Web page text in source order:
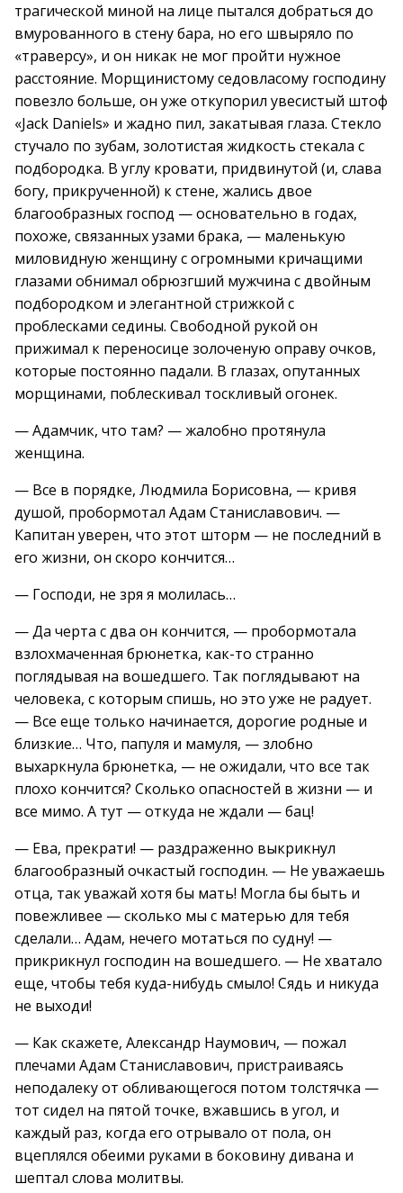
трагической миной на лице пытался добраться до
вмурованного в стену бара, но его швыряло по
«траверсу», и он никак не мог пройти нужное
расстояние. Морщинистому седовласому господину
повезло больше, он уже откупорил увесистый штоф
«Jack Daniels» и жадно пил, закатывая глаза. Стекло
стучало по зубам, золотистая жидкость стекала с
подбородка. В углу кровати, придвинутой (и, слава
богу, прикрученной) к стене, жались двое
благообразных господ — основательно в годах,
похоже, связанных узами брака, — маленькую
миловидную женщину с огромными кричащими
глазами обнимал обрюзгший мужчина с двойным
подбородком и элегантной стрижкой с
проблесками седины. Свободной рукой он
прижимал к переносице золоченую оправу очков,
которые постоянно падали. В глазах, опутанных
морщинами, поблескивал тоскливый огонек.
— Адамчик, что там? — жалобно протянула
женщина.
— Все в порядке, Людмила Борисовна, — кривя
душой, пробормотал Адам Станиславович. —
Капитан уверен, что этот шторм — не последний в
его жизни, он скоро кончится…
— Господи, не зря я молилась…
— Да черта с два он кончится, — пробормотала
взлохмаченная брюнетка, как-то странно
поглядывая на вошедшего. Так поглядывают на
человека, с которым спишь, но это уже не радует.
— Все еще только начинается, дорогие родные и
близкие… Что, папуля и мамуля, — злобно
выхаркнула брюнетка, — не ожидали, что все так
плохо кончится? Сколько опасностей в жизни — и
все мимо. А тут — откуда не ждали — бац!
— Ева, прекрати! — раздраженно выкрикнул
благообразный очкастый господин. — Не уважаешь
отца, так уважай хотя бы мать! Могла бы быть и
повежливее — сколько мы с матерью для тебя
сделали… Адам, нечего мотаться по судну! —
прикрикнул господин на вошедшего. — Не хватало
еще, чтобы тебя куда-нибудь смыло! Сядь и никуда
не выходи!
— Как скажете, Александр Наумович, — пожал
плечами Адам Станиславович, пристраиваясь
неподалеку от обливающегося потом толстячка —
тот сидел на пятой точке, вжавшись в угол, и
каждый раз, когда его отрывало от пола, он
вцеплялся обеими руками в боковину дивана и
шептал слова молитвы.